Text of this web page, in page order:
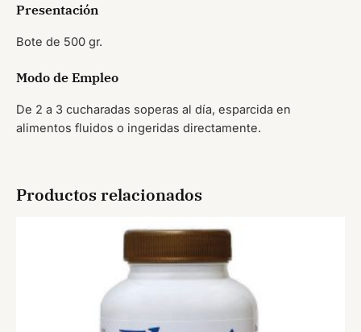
Presentación
Bote de 500 gr.
Modo de Empleo
De 2 a 3 cucharadas soperas al día, esparcida en
alimentos fluidos o ingeridas directamente.
Productos relacionados